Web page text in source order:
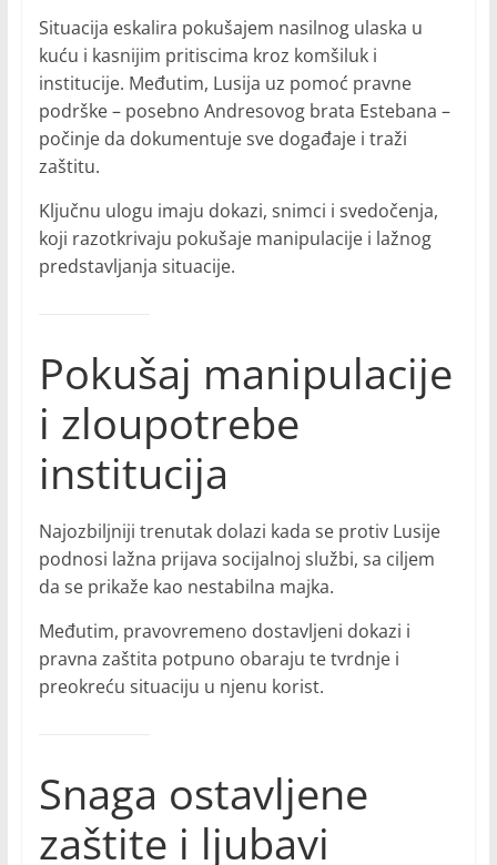
Situacija eskalira pokušajem nasilnog ulaska u
kuću i kasnijim pritiscima kroz komšiluk i
institucije. Međutim, Lusija uz pomoć pravne
podrške – posebno Andresovog brata Estebana –
počinje da dokumentuje sve događaje i traži
zaštitu.
Ključnu ulogu imaju dokazi, snimci i svedočenja,
koji razotkrivaju pokušaje manipulacije i lažnog
predstavljanja situacije.
Pokušaj manipulacije
i zloupotrebe
institucija
Najozbiljniji trenutak dolazi kada se protiv Lusije
podnosi lažna prijava socijalnoj službi, sa ciljem
da se prikaže kao nestabilna majka.
Međutim, pravovremeno dostavljeni dokazi i
pravna zaštita potpuno obaraju te tvrdnje i
preokreću situaciju u njenu korist.
Snaga ostavljene
zaštite i ljubavi